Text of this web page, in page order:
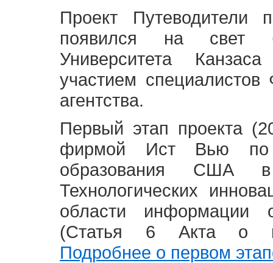
Проект Путеводители
появился на свет
Университета
участием специалистов
агентства.
Первый этап проекта
фирмой Ист Вью по
образования США
Технологических
области информации
(Статья 6 Акта о
Подробнее о первом